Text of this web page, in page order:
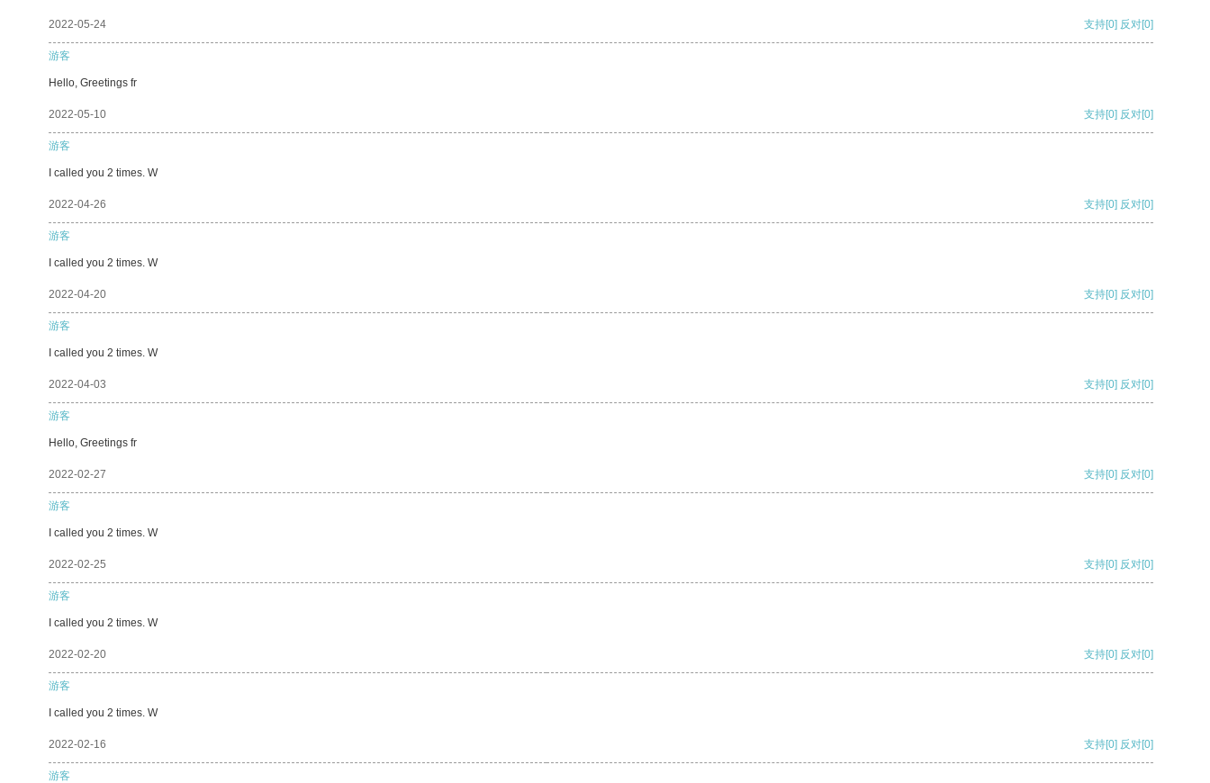
2022-05-24 支持[0] 反对[0]
游客
Hello, Greetings fr
2022-05-10 支持[0] 反对[0]
游客
I called you 2 times. W
2022-04-26 支持[0] 反对[0]
游客
I called you 2 times. W
2022-04-20 支持[0] 反对[0]
游客
I called you 2 times. W
2022-04-03 支持[0] 反对[0]
游客
Hello, Greetings fr
2022-02-27 支持[0] 反对[0]
游客
I called you 2 times. W
2022-02-25 支持[0] 反对[0]
游客
I called you 2 times. W
2022-02-20 支持[0] 反对[0]
游客
I called you 2 times. W
2022-02-16 支持[0] 反对[0]
游客